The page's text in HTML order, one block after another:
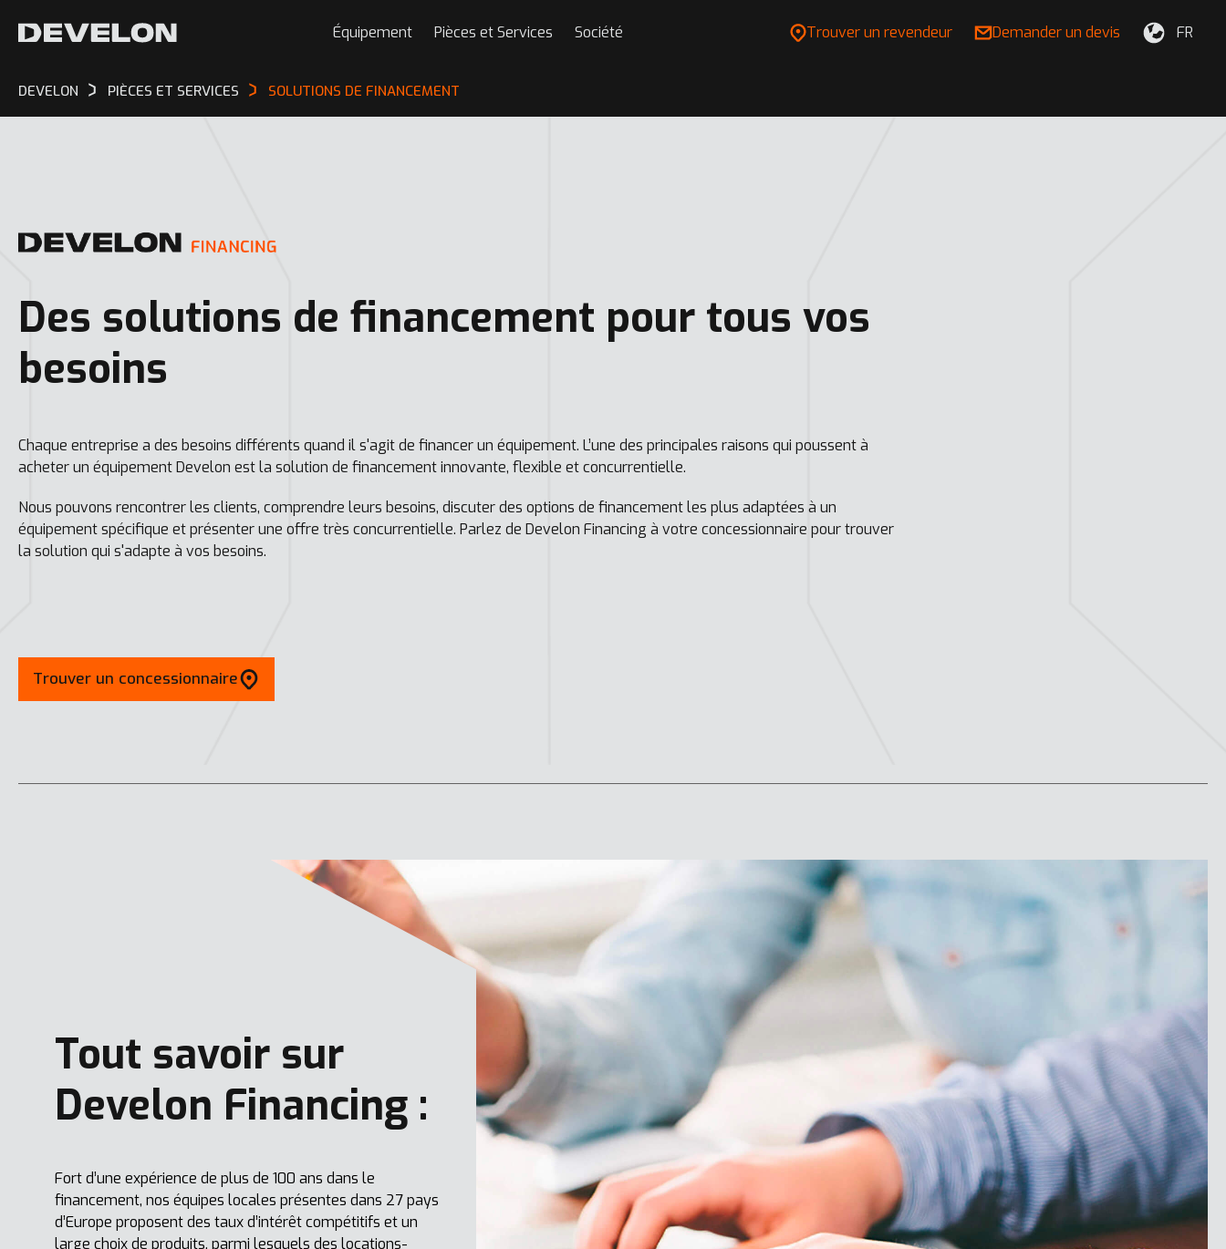
Équipement Pièces et Services Société Trouver un revendeur Demander un devis FR
DEVELON PIÈCES ET SERVICES SOLUTIONS DE FINANCEMENT
Des solutions de financement pour tous vos
besoins
Chaque entreprise a des besoins différents quand il s'agit de financer un équipement. L’une des principales raisons qui poussent à
acheter un équipement Develon est la solution de financement innovante, flexible et concurrentielle.
Nous pouvons rencontrer les clients, comprendre leurs besoins, discuter des options de financement les plus adaptées à un
équipement spécifique et présenter une offre très concurrentielle. Parlez de Develon Financing à votre concessionnaire pour trouver
la solution qui s'adapte à vos besoins.
Trouver un concessionnaire
Tout savoir sur
Develon Financing :
Fort d’une expérience de plus de 100 ans dans le
financement, nos équipes locales présentes dans 27 pays
d’Europe proposent des taux d’intérêt compétitifs et un
large choix de produits, parmi lesquels des locations-